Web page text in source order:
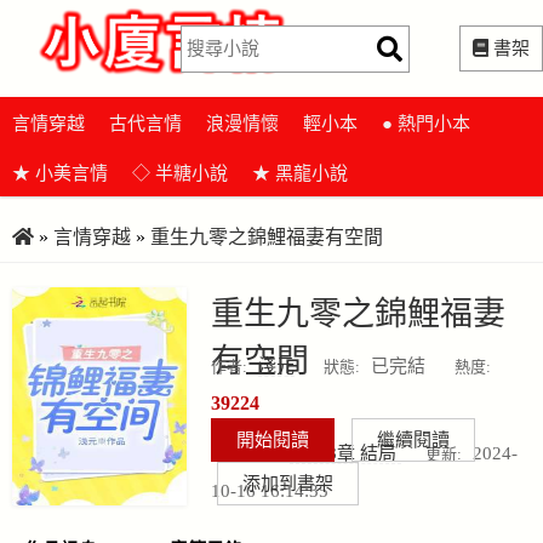
書架
言情穿越 古代言情 浪漫情懷 輕小本 ● 熱門小本
★ 小美言情 ◇ 半糖小說 ★ 黑龍小說
» 言情穿越 » 重生九零之錦鯉福妻有空間
重生九零之錦鯉福妻
有空間
作者: 淺元 狀態: 已完結 熱度:
39224
最新章節: 第948章 結局 更新:
2024-
10-16 16:14:35
開始閱讀 繼續閱讀
添加到書架